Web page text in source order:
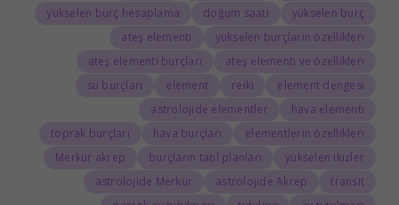
yükselen burç
doğum saati
yükselen burç hesaplama
yükselen burçların özellikleri
ateş elementi
ateş elementi ve özellikleri
ateş elementi burçları
element dengesi
reiki
element
su burçları
hava elementi
astrolojide elementler
elementlerin özellikleri
hava burçları
toprak burçları
yükselen ikizler
burçların tatil planları
Merkür akrep
transit
astrolojide Akrep
astrolojide Merkür